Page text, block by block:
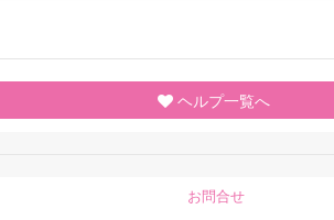
ヘルプ一覧へ
お問合せ